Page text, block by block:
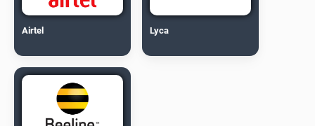
Airtel Lyca